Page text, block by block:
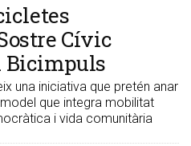
Cívic
Bicimpuls
una iniciativa que pretén anar
que integra mobilitat
i vida comunitària